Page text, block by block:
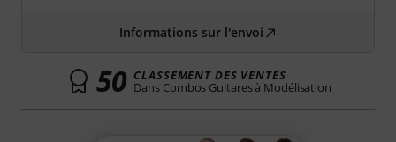
Informations sur l'envoi
50 CLASSEMENT DES VENTES
Dans Combos Guitares à Modélisation